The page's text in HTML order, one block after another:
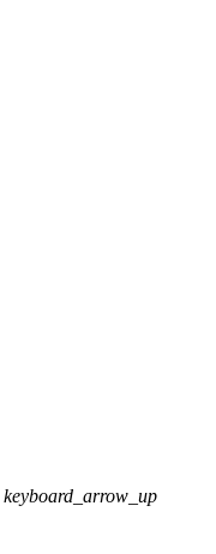
keyboard_arrow_up